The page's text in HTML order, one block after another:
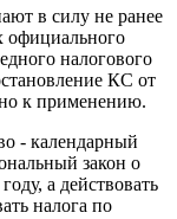
в силу не ранее
официального
налогового
КС от
к применению.
- календарный
закон о
а действовать
налога по